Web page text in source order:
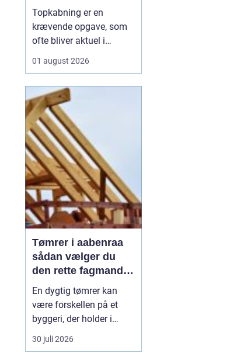
store træer
Topkabning er en
krævende opgave, som
ofte bliver aktuel i
sommerhusområder og
Nordsjælland. Store
træer kan give skygge,
læ og charme, men de
kan også udvikle sig til
en risiko, hvis de st...
01 august 2026
Tømrer i aabenraa
sådan vælger du
den rette fagmand
til dit projekt
En dygtig tømrer kan
være forskellen på et
byggeri, der holder i
årtier, og et projekt, der
hurtigt giver problemer.
30 juli 2026